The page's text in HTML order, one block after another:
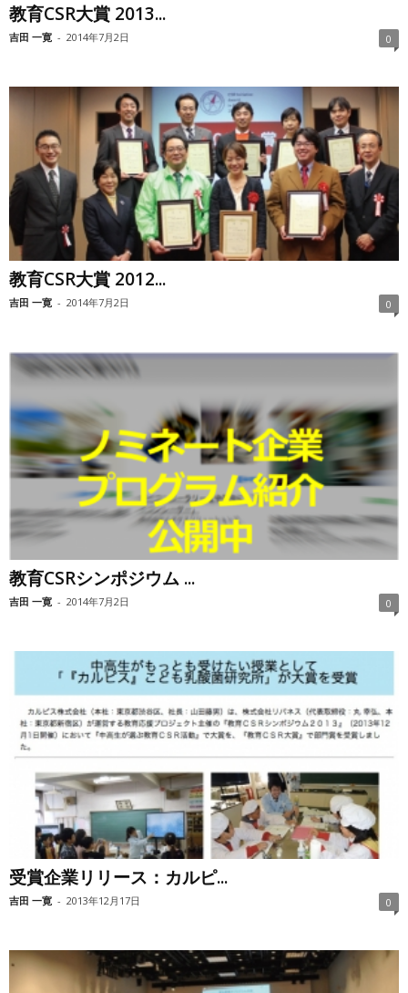
教育CSR大賞 2013...
吉田 一寛 - 2014年7月2日 0
教育CSR大賞 2012...
吉田 一寛 - 2014年7月2日 0
教育CSRシンポジウム ...
吉田 一寛 - 2014年7月2日 0
受賞企業リリース：カルピ...
吉田 一寛 - 2013年12月17日 0